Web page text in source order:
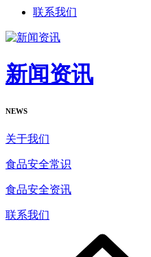
联系我们
新闻资讯
NEWS
关于我们
食品安全常识
食品安全资讯
联系我们